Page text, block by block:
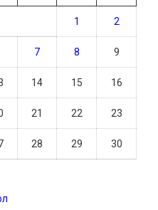
1 2
7 8 9
14 15 16
21 22 23
28 29 30